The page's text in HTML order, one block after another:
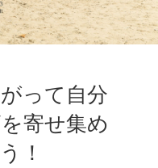
って自分
寄せ集め
！